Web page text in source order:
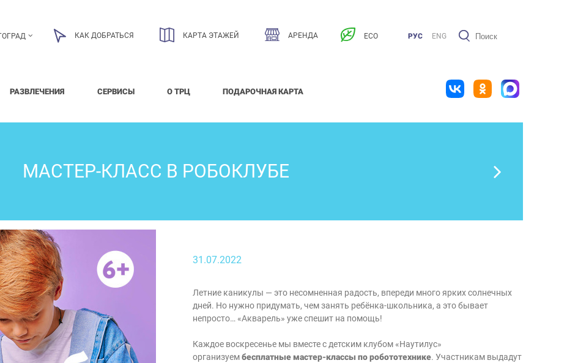
КАК ДОБРАТЬСЯ КАРТА ЭТАЖЕЙ АРЕНДА ECO РУС ENG
РАЗВЛЕЧЕНИЯ СЕРВИСЫ О ТРЦ ПОДАРОЧНАЯ КАРТА
МАСТЕР-КЛАСС В РОБОКЛУБЕ
31.07.2022
Летние каникулы — это несомненная радость, впереди много ярких солнечных
дней. Но нужно придумать, чем занять ребёнка-школьника, а это бывает
непросто… «Акварель» уже спешит на помощь!
Каждое воскресенье мы вместе с детским клубом «Наутилус»
организуембесплатные мастер-классы по робототехнике. Участникам выдадут